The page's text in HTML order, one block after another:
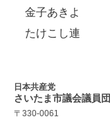
金子あきよ
たけこし連
日本共産党
さいたま市議会議員団
〒330-0061